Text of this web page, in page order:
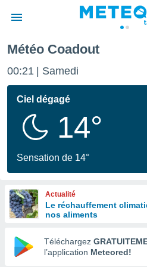
de
en
Météo Coadout
00:21 Samedi
Ciel dégagé
14°
Sensation de 14°
Actualité
Le réchauffement
nos aliments
Téléchargez
l’application Meteored!